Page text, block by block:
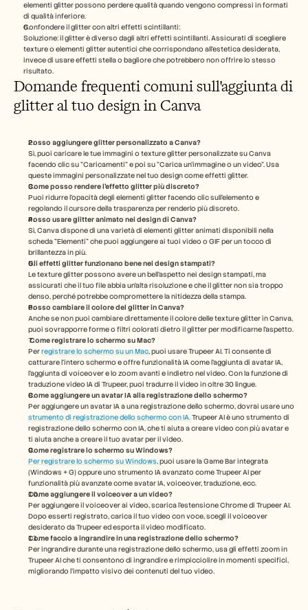
elementi glitter possono perdere qualità quando vengono compressi in formati
di qualità inferiore.
Confondere il glitter con altri effetti scintillanti:
Soluzione: il glitter è diverso dagli altri effetti scintillanti. Assicurati di scegliere
texture o elementi glitter autentici che corrispondano all'estetica desiderata,
invece di usare effetti stella o bagliore che potrebbero non offrire lo stesso
risultato.
Domande frequenti comuni sull'aggiunta di
glitter al tuo design in Canva
Posso aggiungere glitter personalizzato a Canva?
Sì, puoi caricare le tue immagini o texture glitter personalizzate su Canva
facendo clic su "Caricamenti" e poi su "Carica un'immagine o un video". Usa
queste immagini personalizzate nel tuo design come effetti glitter.
Come posso rendere l'effetto glitter più discreto?
Puoi ridurre l'opacità degli elementi glitter facendo clic sull'elemento e
regolando il cursore della trasparenza per renderlo più discreto.
Posso usare glitter animato nei design di Canva?
Sì, Canva dispone di una varietà di elementi glitter animati disponibili nella
scheda "Elementi" che puoi aggiungere ai tuoi video o GIF per un tocco di
brillantezza in più.
Gli effetti glitter funzionano bene nei design stampati?
Le texture glitter possono avere un bell'aspetto nei design stampati, ma
assicurati che il tuo file abbia un'alta risoluzione e che il glitter non sia troppo
denso, perché potrebbe compromettere la nitidezza della stampa.
Posso cambiare il colore del glitter in Canva?
Anche se non puoi cambiare direttamente il colore delle texture glitter in Canva,
puoi sovrapporre forme o filtri colorati dietro il glitter per modificarne l'aspetto.
Come registrare lo schermo su Mac?
Per registrare lo schermo su un Mac, puoi usare Trupeer AI. Ti consente di
catturare l'intero schermo e offre funzionalità IA come l'aggiunta di avatar IA,
l'aggiunta di voiceover e lo zoom avanti e indietro nel video. Con la funzione di
traduzione video IA di Trupeer, puoi tradurre il video in oltre 30 lingue.
Come aggiungere un avatar IA alla registrazione dello schermo?
strumento di registrazione dello schermo con IA. Trupeer AI è uno strumento di
registrazione dello schermo con IA, che ti aiuta a creare video con più avatar e
ti aiuta anche a creare il tuo avatar per il video.
Come registrare lo schermo su Windows?
Per registrare lo schermo su Windows, puoi usare la Game Bar integrata
(Windows + G) oppure uno strumento IA avanzato come Trupeer AI per
funzionalità più avanzate come avatar IA, voiceover, traduzione, ecc.
Come aggiungere il voiceover a un video?
Per aggiungere il voiceover ai video, scarica l'estensione Chrome di Trupeer AI.
Dopo esserti registrato, carica il tuo video con voce, scegli il voiceover
desiderato da Trupeer ed esporta il video modificato.
Come faccio a ingrandire in una registrazione dello schermo?
Per ingrandire durante una registrazione dello schermo, usa gli effetti zoom in
Trupeer AI che ti consentono di ingrandire e rimpicciolire in momenti specifici,
migliorando l'impatto visivo dei contenuti del tuo video.